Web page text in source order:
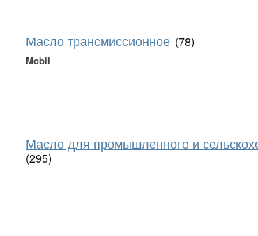
Масло трансмиссионное (78)
Mobil
Масло для промышленного и
(295)